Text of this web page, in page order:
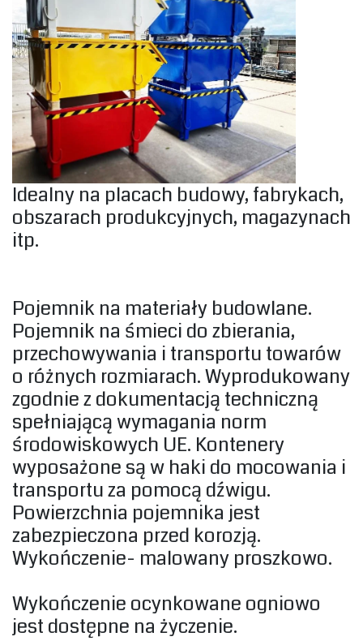
Idealny na placach budowy, fabrykach,
obszarach produkcyjnych, magazynach
itp.‎
‎Pojemnik na materiały budowlane.
Pojemnik na śmieci do zbierania,
przechowywania i transportu towarów
o różnych rozmiarach. Wyprodukowany
zgodnie z dokumentacją techniczną
spełniającą wymagania norm
środowiskowych UE. Kontenery
wyposażone są w haki do mocowania i
transportu za pomocą dźwigu.
Powierzchnia pojemnika jest
zabezpieczona przed korozją.
Wykończenie- malowany proszkowo.
‎Wykończenie ocynkowane ogniowo
jest dostępne na życzenie.‎